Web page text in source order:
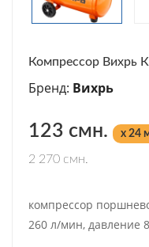
Компрессор Вихрь
Бренд: Вихрь
123 смн. x 24
2 270 смн.
компрессор
260 л/мин, давление